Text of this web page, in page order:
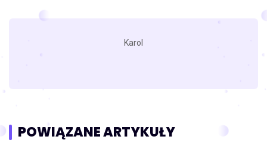
Karol
POWIĄZANE ARTYKUŁY